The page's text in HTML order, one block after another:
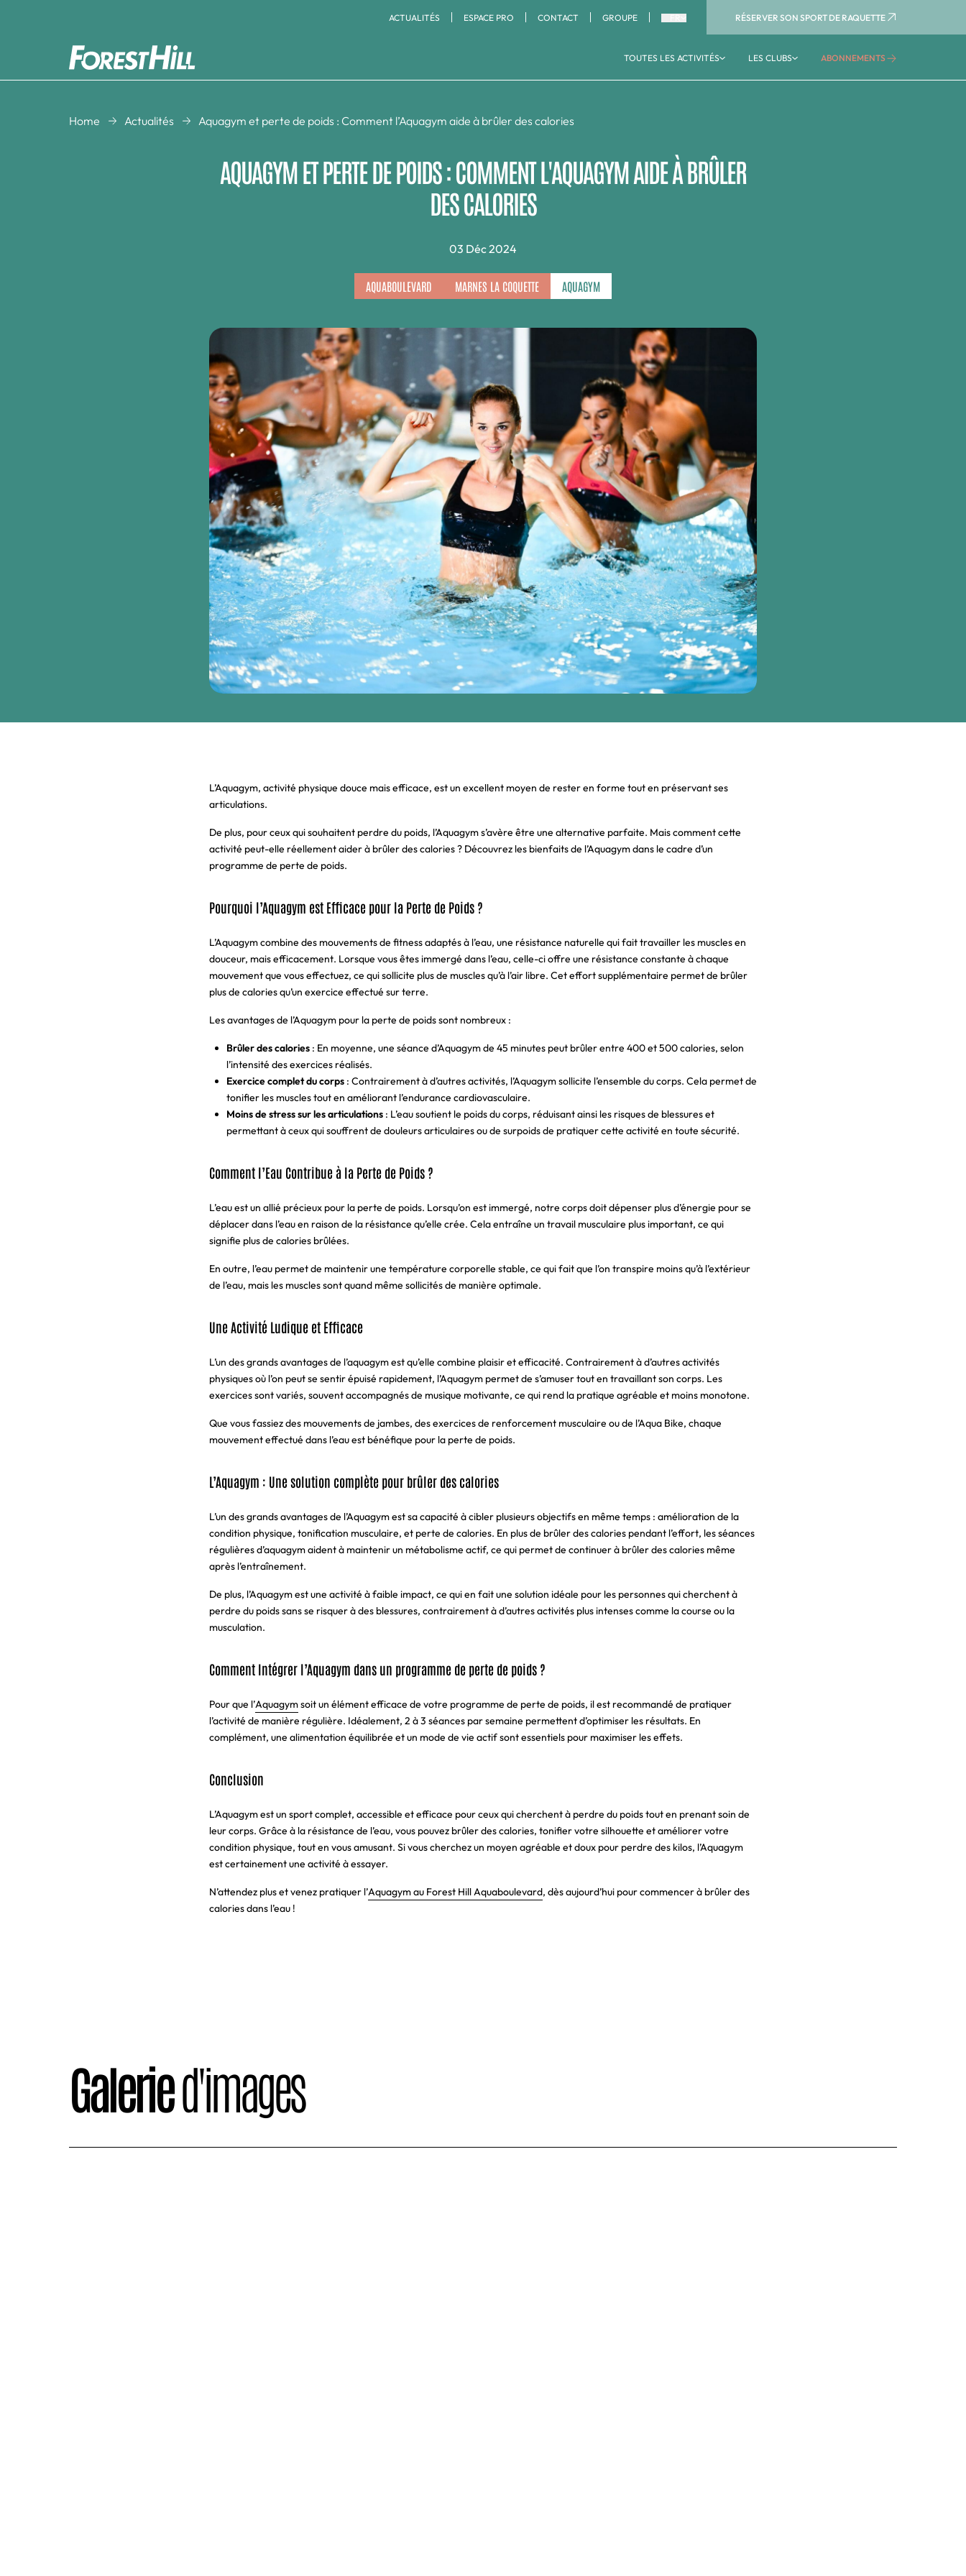
ACTUALITÉS ESPACE PRO CONTACT GROUPE RÉSERVER SON SPORT DE RAQUETTE
TOUTES LES ACTIVITÉS
Cross Training
Gym Enfants
Renforcement musculaire
Running
Squash
Tennis
Tennis de Table
Aquaboulevard
LES CLUBS
Marnes La Coquette
Meudon Bord de Seine
Timing Paris Sud
Versailles
ABONNEMENTS
Home Actualités Aquagym et perte de poids : Comment l’Aquagym aide à brûler des calories
AQUAGYM ET PERTE DE POIDS : COMMENT L'AQUAGYM AIDE À BRÛLER
DES CALORIES
03 Déc 2024
AQUABOULEVARD MARNES LA COQUETTE AQUAGYM
L’Aquagym, activité physique douce mais efficace, est un excellent moyen de rester en forme tout en préservant ses
articulations.
De plus, pour ceux qui souhaitent perdre du poids, l’Aquagym s’avère être une alternative parfaite. Mais comment cette
activité peut-elle réellement aider à brûler des calories ? Découvrez les bienfaits de l’Aquagym dans le cadre d’un
programme de perte de poids.
Pourquoi l’Aquagym est Efficace pour la Perte de Poids ?
L’Aquagym combine des mouvements de fitness adaptés à l’eau, une résistance naturelle qui fait travailler les muscles en
douceur, mais efficacement. Lorsque vous êtes immergé dans l’eau, celle-ci offre une résistance constante à chaque
mouvement que vous effectuez, ce qui sollicite plus de muscles qu’à l’air libre. Cet effort supplémentaire permet de brûler
plus de calories qu’un exercice effectué sur terre.
Les avantages de l’Aquagym pour la perte de poids sont nombreux :
Brûler des calories: En moyenne, une séance d’Aquagym de 45 minutes peut brûler entre 400 et 500 calories, selon
l’intensité des exercices réalisés.
Exercice complet du corps: Contrairement à d’autres activités, l’Aquagym sollicite l’ensemble du corps. Cela permet de
tonifier les muscles tout en améliorant l’endurance cardiovasculaire.
Moins de stress sur les articulations: L’eau soutient le poids du corps, réduisant ainsi les risques de blessures et
permettant à ceux qui souffrent de douleurs articulaires ou de surpoids de pratiquer cette activité en toute sécurité.
Comment l’Eau Contribue à la Perte de Poids ?
L’eau est un allié précieux pour la perte de poids. Lorsqu’on est immergé, notre corps doit dépenser plus d’énergie pour se
déplacer dans l’eau en raison de la résistance qu’elle crée. Cela entraîne un travail musculaire plus important, ce qui
signifie plus de calories brûlées.
En outre, l’eau permet de maintenir une température corporelle stable, ce qui fait que l’on transpire moins qu’à l’extérieur
de l’eau, mais les muscles sont quand même sollicités de manière optimale.
Une Activité Ludique et Efficace
L’un des grands avantages de l’aquagym est qu’elle combine plaisir et efficacité. Contrairement à d’autres activités
physiques où l’on peut se sentir épuisé rapidement, l’Aquagym permet de s’amuser tout en travaillant son corps. Les
exercices sont variés, souvent accompagnés de musique motivante, ce qui rend la pratique agréable et moins monotone.
Que vous fassiez des mouvements de jambes, des exercices de renforcement musculaire ou de l’Aqua Bike, chaque
mouvement effectué dans l’eau est bénéfique pour la perte de poids.
L’Aquagym : Une solution complète pour brûler des calories
L’un des grands avantages de l’Aquagym est sa capacité à cibler plusieurs objectifs en même temps : amélioration de la
condition physique, tonification musculaire, et perte de calories. En plus de brûler des calories pendant l’effort, les séances
régulières d’aquagym aident à maintenir un métabolisme actif, ce qui permet de continuer à brûler des calories même
après l’entraînement.
De plus, l’Aquagym est une activité à faible impact, ce qui en fait une solution idéale pour les personnes qui cherchent à
perdre du poids sans se risquer à des blessures, contrairement à d’autres activités plus intenses comme la course ou la
musculation.
Comment Intégrer l’Aquagym dans un programme de perte de poids ?
Pour que l’Aquagymsoit un élément efficace de votre programme de perte de poids, il est recommandé de pratiquer
l’activité de manière régulière. Idéalement, 2 à 3 séances par semaine permettent d’optimiser les résultats. En
complément, une alimentation équilibrée et un mode de vie actif sont essentiels pour maximiser les effets.
Conclusion
L’Aquagym est un sport complet, accessible et efficace pour ceux qui cherchent à perdre du poids tout en prenant soin de
leur corps. Grâce à la résistance de l’eau, vous pouvez brûler des calories, tonifier votre silhouette et améliorer votre
condition physique, tout en vous amusant. Si vous cherchez un moyen agréable et doux pour perdre des kilos, l’Aquagym
est certainement une activité à essayer.
N’attendez plus et venez pratiquer l’Aquagym au Forest Hill Aquaboulevard, dès aujourd’hui pour commencer à brûler des
calories dans l’eau !
Galeried'images